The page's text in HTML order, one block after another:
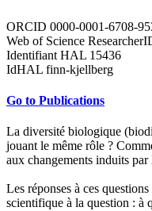
ORCID 0000-0001-6708-
Web of Science
Identifiant HAL 15436
IdHAL finn-kjellberg
Go to Publications
La diversité biologique
jouant le même rôle ?
aux changements induits par
Les réponses à ces
scientifique à la question : à